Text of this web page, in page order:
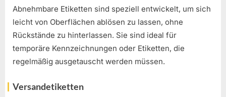
Abnehmbare Etiketten sind speziell entwickelt, um sich
leicht von Oberflächen ablösen zu lassen, ohne
Rückstände zu hinterlassen. Sie sind ideal für
temporäre Kennzeichnungen oder Etiketten, die
regelmäßig ausgetauscht werden müssen.
Versandetiketten